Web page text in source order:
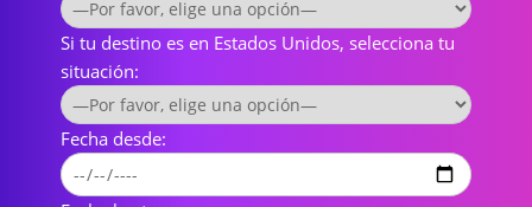
Si tu destino es en Estados Unidos, selecciona tu
situación:
Fecha desde: